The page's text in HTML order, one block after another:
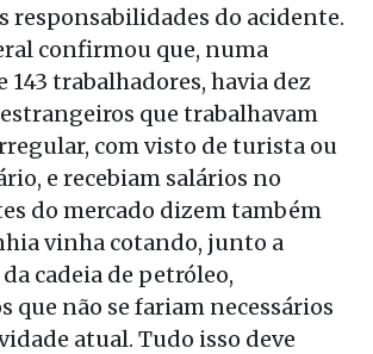
responsabilidades do acidente.
confirmou que, numa
143 trabalhadores, havia dez
que trabalhavam
com visto de turista ou
e recebiam salários no
do mercado dizem também
vinha cotando, junto a
cadeia de petróleo,
que não se fariam necessários
atual. Tudo isso deve